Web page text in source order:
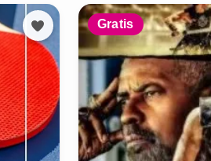
Gratis